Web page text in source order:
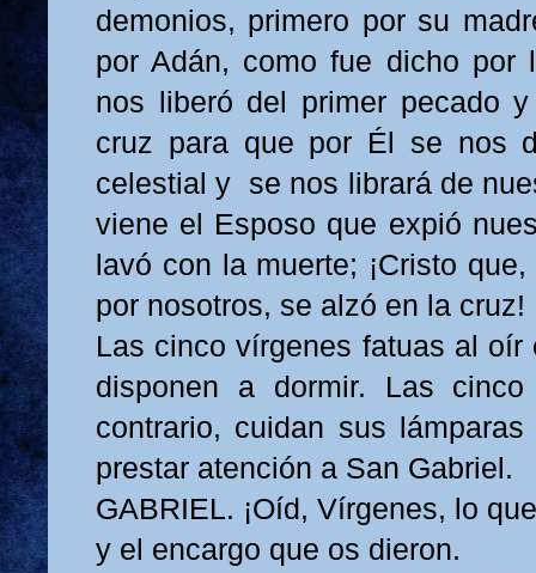
demonios, primero por su
por Adán, como fue dicho por
nos liberó del primer pecado
cruz para que por Él se nos
celestial y se nos librará de
viene el Esposo que expió
lavó con la muerte; ¡Cristo
por nosotros, se alzó en la cruz!
Las cinco vírgenes fatuas al
disponen a dormir. Las
contrario, cuidan sus
prestar atención a San Gabriel.
GABRIEL. ¡Oíd, Vírgenes, lo
y el encargo que os dieron.